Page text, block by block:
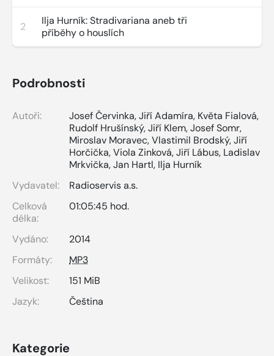
2
Ilja Hurník: Stradivariana aneb tři
příběhy o houslích
Podrobnosti
Autoři: Josef Červinka,Jiří Adamíra, Květa Fialová,
Rudolf Hrušínský,Jiří Klem,Josef Somr,
Miroslav Moravec,Vlastimil Brodský,Jiří
Horčička,Viola Zinková,Jiří Lábus, Ladislav
Mrkvička,Jan Hartl, Ilja Hurník
Vydavatel:
Radioservis a.s.
Celková
délka:
01:05:45 hod.
Vydáno:
2014
Formáty:
MP3
Velikost:
151 MiB
Jazyk:
Čeština
Kategorie